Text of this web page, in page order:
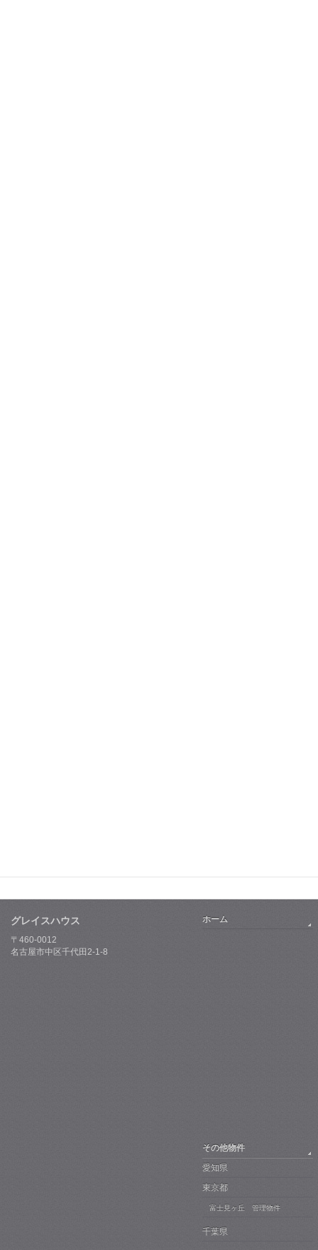
グレイスハウス
〒460-0012
名古屋市中区千代田2-1-8
ホーム
その他物件
愛知県
東京都
富士見ヶ丘 管理物件
千葉県